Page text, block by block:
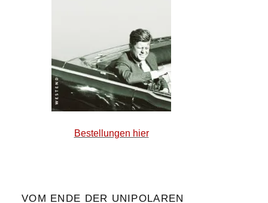
Bestellungen hier
VOM ENDE DER UNIPOLAREN